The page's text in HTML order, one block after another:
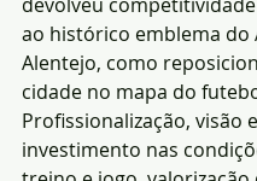
ao histórico emblema do
Alentejo, como
cidade no mapa do
Profissionalização, visão
investimento nas